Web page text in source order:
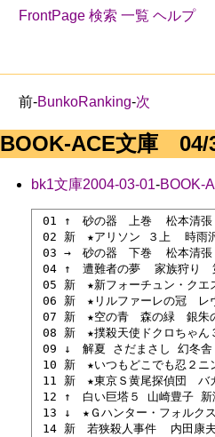
FrontPage 検索 一覧 ヘルプ
前-BunkoRanking-次
BOOK-ACE文庫 04/
bk1文庫2004-03-01-BOOK-
01 ↑　砂の器　上巻  松本清
02 新　★アリソン ３上  時雨
03 →　砂の器　下巻  松本清
04 ↑　遭難者の夢  家族狩り
05 新　★新フォーチュン・ク
06 新　★リルファーレの冠　
07 新　★空の青　森の緑　銀
08 新　★撲殺天使ドクロちゃ
09 ↓　解夏 さだまさし 幻冬舎
10 新　★いつもどこでも忍２
11 新　★東京Ｓ黄尾探偵団　
12 ↑　白い巨塔５ 山崎豊子 新
13 ↓　★Ｇハンター・フォルク
14 新　若狭殺人事件  内田康